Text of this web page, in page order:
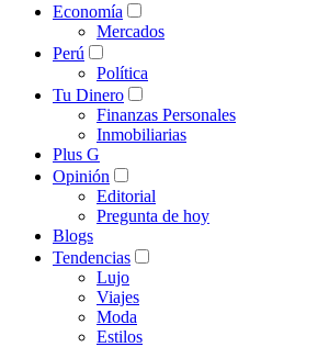
Economía
Mercados
Perú
Política
Tu Dinero
Finanzas Personales
Inmobiliarias
Plus G
Opinión
Editorial
Pregunta de hoy
Blogs
Tendencias
Lujo
Viajes
Moda
Estilos